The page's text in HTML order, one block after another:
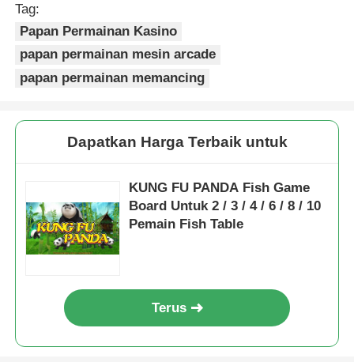
Tag:
Papan Permainan Kasino
papan permainan mesin arcade
papan permainan memancing
Dapatkan Harga Terbaik untuk
KUNG FU PANDA Fish Game
Board Untuk 2 / 3 / 4 / 6 / 8 / 10
Pemain Fish Table
Terus